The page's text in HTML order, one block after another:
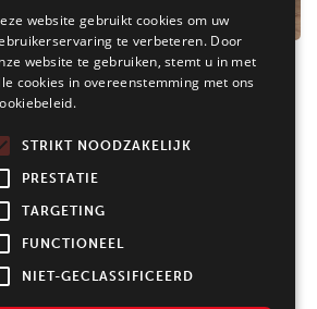
van de keuken ligt de nadruk op
Van de specifieke kleurkeuze
en het werkblad, over de
website gebruikt cookies om uw
te verbeteren. Door
website te gebruiken, stemt u in met
cookies in overeenstemming met ons
STRIKT NOODZAKELIJK
PRESTATIE
TARGETING
FUNCTIONEEL
NIET-GECLASSIFICEERD